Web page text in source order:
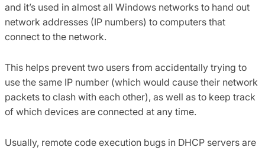
and it’s used in almost all Windows networks to hand out
network addresses (IP numbers) to computers that
connect to the network.
This helps prevent two users from accidentally trying to
use the same IP number (which would cause their network
packets to clash with each other), as well as to keep track
of which devices are connected at any time.
Usually, remote code execution bugs in DHCP servers are